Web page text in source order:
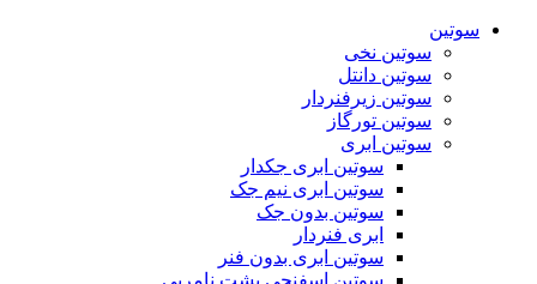
سوتین
سوتین نخی
سوتین دانتل
سوتین زیرفنردار
سوتین تورگاز
سوتین ابری
سوتین ابری جکدار
سوتین ابری نیم جک
سوتین بدون جک
ابری فنردار
سوتین ابری بدون فنر